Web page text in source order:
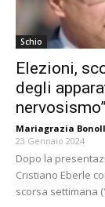
Schio
Elezioni,
degli
nervosismo”
Mariagrazia
23 Gennaio 2024
Dopo la
Cristiano Eberle
scorsa settimana